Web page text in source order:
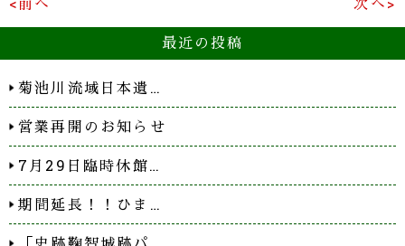
最近の投稿
菊池川流域日本遺…
営業再開のお知らせ
7月29日臨時休館…
期間延長！！ひま…